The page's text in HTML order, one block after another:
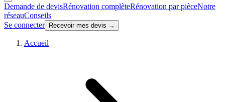
Demande de devisRénovation complèteRénovation par pièceNotre
réseauConseils
Se connecter
Recevoir mes devis →
Accueil